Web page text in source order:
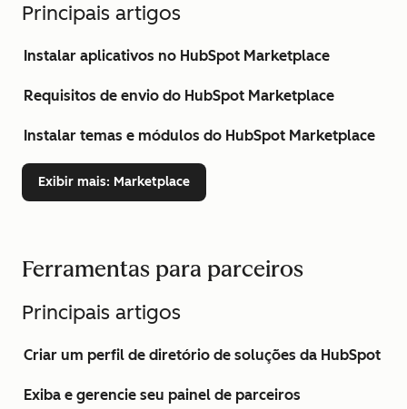
Principais artigos
Instalar aplicativos no HubSpot Marketplace
Requisitos de envio do HubSpot Marketplace
Instalar temas e módulos do HubSpot Marketplace
Exibir mais: Marketplace
Ferramentas para parceiros
Principais artigos
Criar um perfil de diretório de soluções da HubSpot
Exiba e gerencie seu painel de parceiros